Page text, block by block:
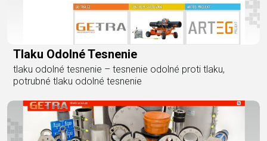
Tlaku Odolné Tesnenie
tlaku odolné tesnenie – tesnenie odolné proti tlaku,
potrubné tlaku odolné tesnenie